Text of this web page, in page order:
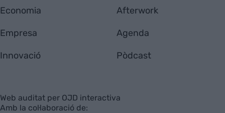
Economia
Empresa
Innovació
Afterwork
Agenda
Pòdcast
Web auditat per OJD interactiva
Amb la col·laboració de: